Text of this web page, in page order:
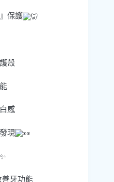
保護
殼
感
現
善牙功能